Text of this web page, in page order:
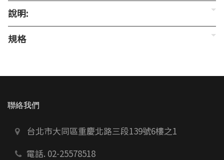
說明:
規格
聯絡我們
台北市大同區重慶北路三段139號6樓之1
電話. 02-25578518